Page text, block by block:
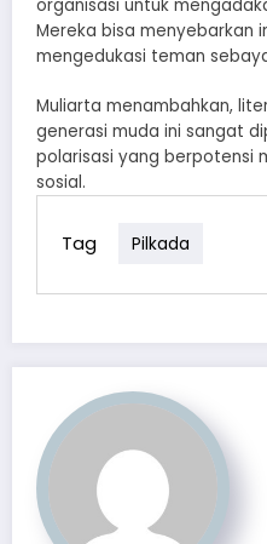
organisasi untuk
Mereka bisa menyebarkan
mengedukasi teman
Muliarta menambahkan,
generasi muda ini sangat
polarisasi yang berpotensi
sosial.
Tag Pilkada